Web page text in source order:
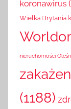
koronawirus
Wielka Brytania
nieruchomości
(1188)